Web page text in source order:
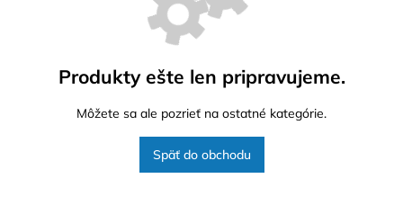
Produkty ešte len pripravujeme.
Môžete sa ale pozrieť na ostatné kategórie.
Späť do obchodu